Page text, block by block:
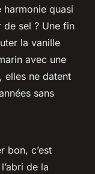
harmonie quasi
sel ? Une fin
la vanille
avec une
elles ne datent
sans
bon, c’est
de la